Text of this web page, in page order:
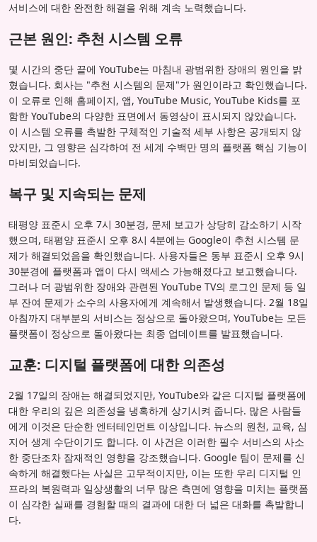
서비스에 대한 완전한 해결을 위해 계속 노력했습니다.
근본 원인: 추천 시스템 오류
몇 시간의 중단 끝에 YouTube는 마침내 광범위한 장애의 원인을 밝
혔습니다. 회사는 "추천 시스템의 문제"가 원인이라고 확인했습니다.
이 오류로 인해 홈페이지, 앱, YouTube Music, YouTube Kids를 포
함한 YouTube의 다양한 표면에서 동영상이 표시되지 않았습니다.
이 시스템 오류를 촉발한 구체적인 기술적 세부 사항은 공개되지 않
았지만, 그 영향은 심각하여 전 세계 수백만 명의 플랫폼 핵심 기능이
마비되었습니다.
복구 및 지속되는 문제
태평양 표준시 오후 7시 30분경, 문제 보고가 상당히 감소하기 시작
했으며, 태평양 표준시 오후 8시 4분에는 Google이 추천 시스템 문
제가 해결되었음을 확인했습니다. 사용자들은 동부 표준시 오후 9시
30분경에 플랫폼과 앱이 다시 액세스 가능해졌다고 보고했습니다.
그러나 더 광범위한 장애와 관련된 YouTube TV의 로그인 문제 등 일
부 잔여 문제가 소수의 사용자에게 계속해서 발생했습니다. 2월 18일
아침까지 대부분의 서비스는 정상으로 돌아왔으며, YouTube는 모든
플랫폼이 정상으로 돌아왔다는 최종 업데이트를 발표했습니다.
교훈: 디지털 플랫폼에 대한 의존성
2월 17일의 장애는 해결되었지만, YouTube와 같은 디지털 플랫폼에
대한 우리의 깊은 의존성을 냉혹하게 상기시켜 줍니다. 많은 사람들
에게 이것은 단순한 엔터테인먼트 이상입니다. 뉴스의 원천, 교육, 심
지어 생계 수단이기도 합니다. 이 사건은 이러한 필수 서비스의 사소
한 중단조차 잠재적인 영향을 강조했습니다. Google 팀이 문제를 신
속하게 해결했다는 사실은 고무적이지만, 이는 또한 우리 디지털 인
프라의 복원력과 일상생활의 너무 많은 측면에 영향을 미치는 플랫폼
이 심각한 실패를 경험할 때의 결과에 대한 더 넓은 대화를 촉발합니
다.